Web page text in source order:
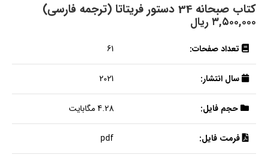
کتاب صبحانه 34 دستور فریتاتا (ترجمه فارسی)
۳,۵۰۰,۰۰۰ ریال
تعداد صفحات: 61
سال انتشار: 2021
حجم فایل: 4.28 مگابایت
فرمت فایل: pdf